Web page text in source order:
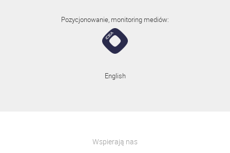
Pozycjonowanie, monitoring mediów:
English
Wspierają nas